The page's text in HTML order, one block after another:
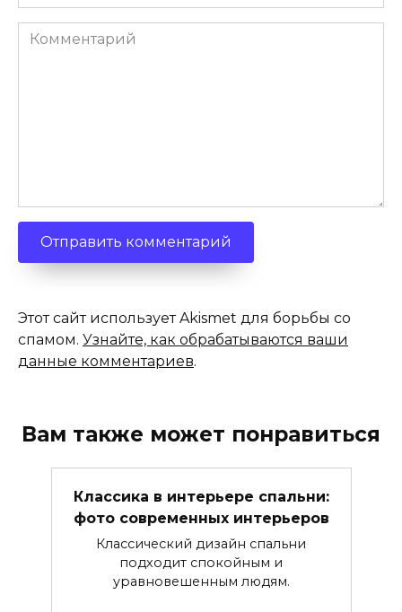
*
Комментарий
Этот сайт использует Akismet для борьбы со
спамом. Узнайте, как обрабатываются ваши
данные комментариев.
Вам также может понравиться
Классика в интерьере спальни:
фото современных интерьеров
Классический дизайн спальни
подходит спокойным и
уравновешенным людям.